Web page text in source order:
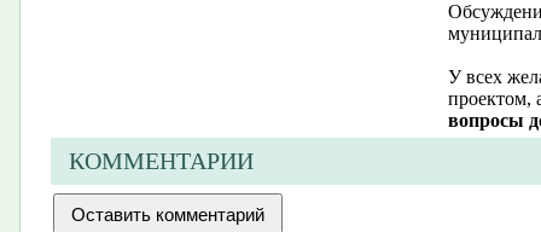
У всех
проектом,
вопросы
КОММЕНТАРИИ